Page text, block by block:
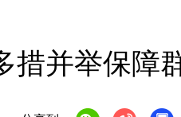
措并举保障